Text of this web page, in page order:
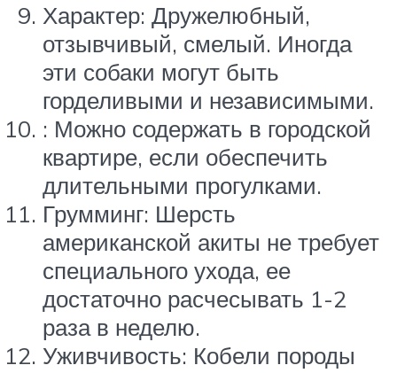
Характер: Дружелюбный,
отзывчивый, смелый. Иногда
эти собаки могут быть
горделивыми и независимыми.
: Можно содержать в городской
квартире, если обеспечить
длительными прогулками.
Грумминг: Шерсть
американской акиты не требует
специального ухода, ее
достаточно расчесывать 1-2
раза в неделю.
Уживчивость: Кобели породы